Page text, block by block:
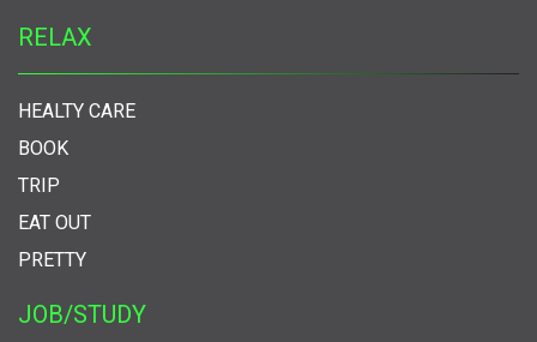
RELAX
HEALTY CARE
BOOK
TRIP
EAT OUT
PRETTY
JOB/STUDY